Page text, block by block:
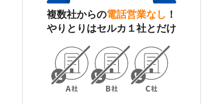
複数社からの電話営業なし ！
やりとりはセルカ１社とだけ